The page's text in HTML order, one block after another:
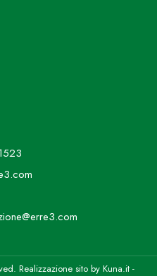
Realizzazione sito by Kuna.it-